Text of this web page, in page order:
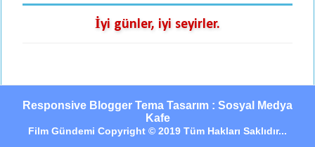
İyi günler, iyi seyirler.
Responsive Blogger Tema Tasarım : Sosyal Medya
Kafe
Film Gündemi Copyright © 2019 Tüm Hakları Saklıdır...